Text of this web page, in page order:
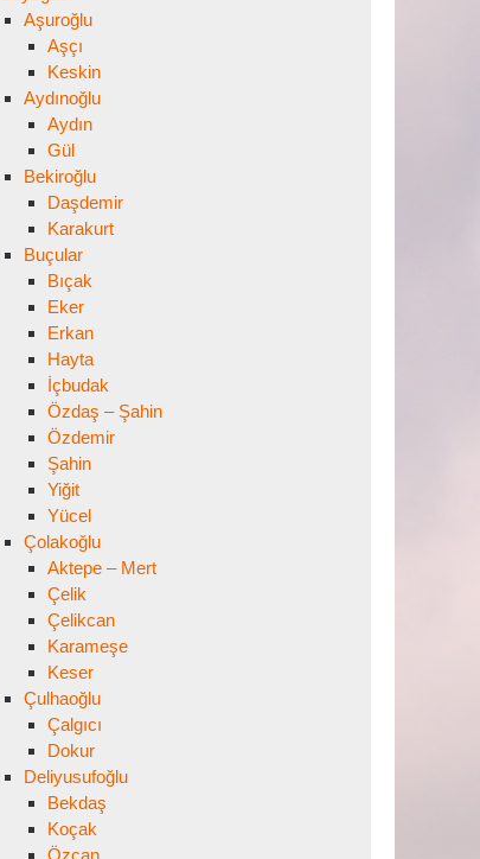
Aşuroğlu
Aşçı
Keskin
Aydınoğlu
Aydın
Gül
Bekiroğlu
Daşdemir
Karakurt
Buçular
Bıçak
Eker
Erkan
Hayta
İçbudak
Özdaş – Şahin
Özdemir
Şahin
Yiğit
Yücel
Çolakoğlu
Aktepe – Mert
Çelik
Çelikcan
Karameşe
Keser
Çulhaoğlu
Çalgıcı
Dokur
Deliyusufoğlu
Bekdaş
Koçak
Özcan